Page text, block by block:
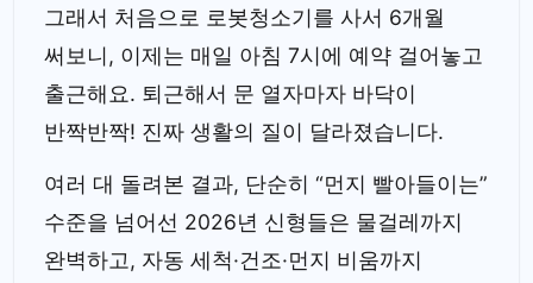
그래서 처음으로 로봇청소기를 사서 6개월
써보니, 이제는 매일 아침 7시에 예약 걸어놓고
출근해요. 퇴근해서 문 열자마자 바닥이
반짝반짝! 진짜 생활의 질이 달라졌습니다.
여러 대 돌려본 결과, 단순히 “먼지 빨아들이는”
수준을 넘어선 2026년 신형들은 물걸레까지
완벽하고, 자동 세척·건조·먼지 비움까지